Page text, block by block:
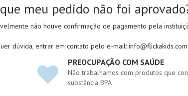
meu pedido não foi
não houve confirmação de pagamento pela
dúvida, entrar em contato pelo e-mail:
PREOCUPAÇÃO COM SAÚDE
Não trabalhamos com produtos que
substância BPA